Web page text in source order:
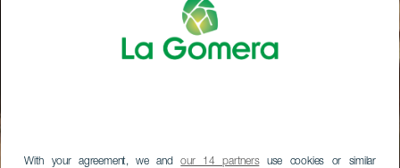
With your agreement, we andour 14 partnersuse cookies or similar